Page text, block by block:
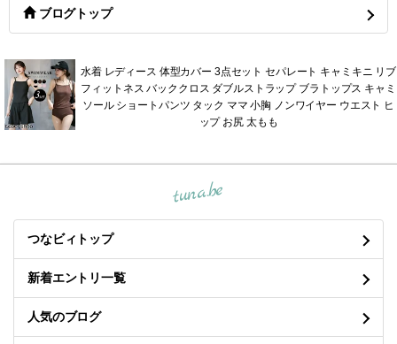
ブログトップ
水着 レディース 体型カバー 3点セット セパレート キャミキニ リブ
フィットネス バッククロス ダブルストラップ ブラトップス キャミ
ソール ショートパンツ タック ママ 小胸 ノンワイヤー ウエスト ヒ
ップ お尻 太もも
tuna.be
つなビィトップ
新着エントリ一覧
人気のブログ